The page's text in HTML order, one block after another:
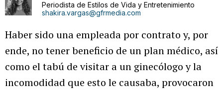
Periodista de Estilos de Vida y Entretenimiento
shakira.vargas@gfrmedia.com
Haber sido una empleada por contrato y, por
ende, no tener beneficio de un plan médico, así
como el tabú de visitar a un ginecólogo y la
incomodidad que esto le causaba, provocaron